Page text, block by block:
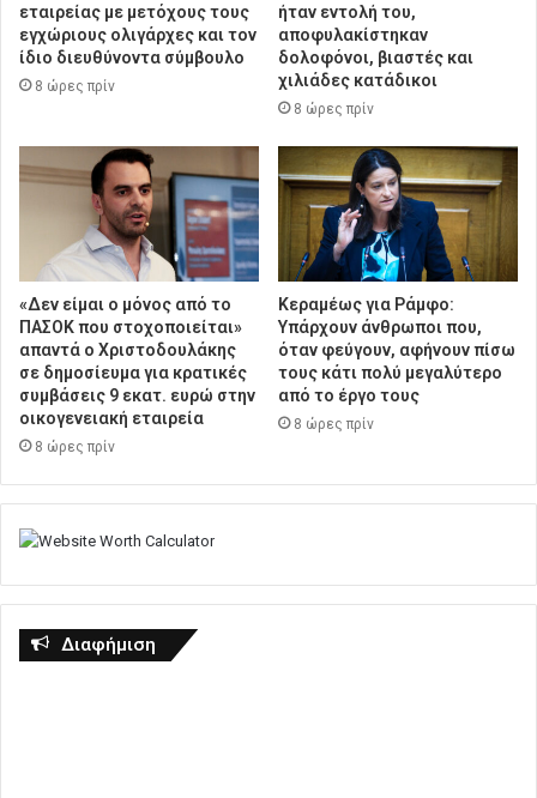
εταιρείας με μετόχους τους
εγχώριους ολιγάρχες και τον
ίδιο διευθύνοντα σύμβουλο
8 ώρες πρίν
ήταν εντολή του,
αποφυλακίστηκαν
δολοφόνοι, βιαστές και
χιλιάδες κατάδικοι
8 ώρες πρίν
«Δεν είμαι ο μόνος από το
ΠΑΣΟΚ που στοχοποιείται»
απαντά ο Χριστοδουλάκης
σε δημοσίευμα για κρατικές
συμβάσεις 9 εκατ. ευρώ στην
οικογενειακή εταιρεία
8 ώρες πρίν
Κεραμέως για Ράμφο:
Υπάρχουν άνθρωποι που,
όταν φεύγουν, αφήνουν πίσω
τους κάτι πολύ μεγαλύτερο
από το έργο τους
8 ώρες πρίν
Διαφήμιση